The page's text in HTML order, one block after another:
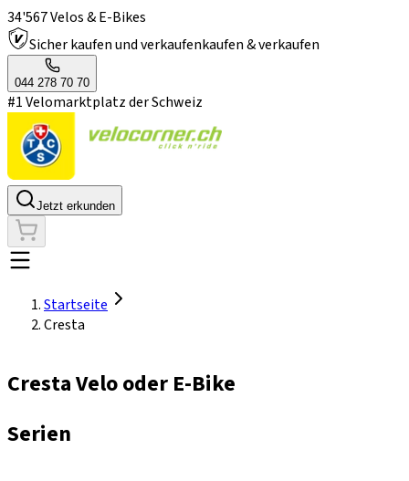
34'567 Velos & E-Bikes
Sicher kaufen und verkaufenkaufen & verkaufen
044 278 70 70
#1 Velomarktplatz der Schweiz
Jetzt erkunden
Startseite
Cresta
Cresta Velo oder E-Bike
Serien